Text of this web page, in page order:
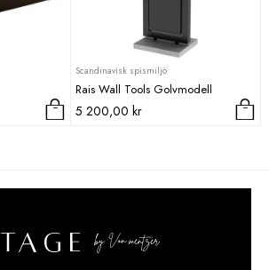
Scandinavisk spismiljö
Rais Wall Tools Golvmodell
5 200,00 kr